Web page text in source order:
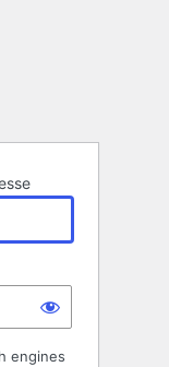
engines